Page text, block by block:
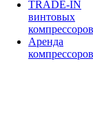
TRADE-IN
винтовых
компрессоров
Аренда
компрессоров